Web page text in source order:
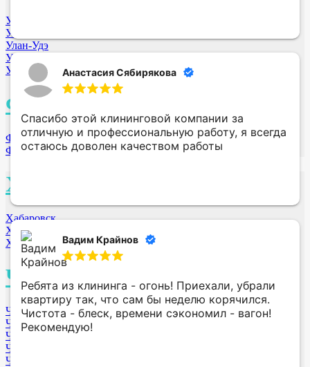
Уфа
Ульяновск
Улан-Удэ
Уссурийск
Усолье-Сибирское
Ф
Фролово
Фрязино
Х
Хабаровск
Ханты-Мансийск
Химки МО
Ч
Челябинск
Чебоксары
Чита
Череповец
Черкеск
Анастасия Сябирякова
Спасибо этой клининговой компании за
отличную и профессиональную работу, я всегда
остаюсь доволен качеством работы
Вадим Крайнов
Ребята из клининга - огонь! Приехали, убрали
квартиру так, что сам бы неделю корячился.
Чистота - блеск, времени сэкономил - вагон!
Рекомендую!